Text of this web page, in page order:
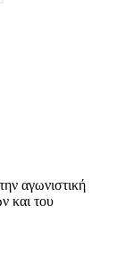
αγωνιστική
και του